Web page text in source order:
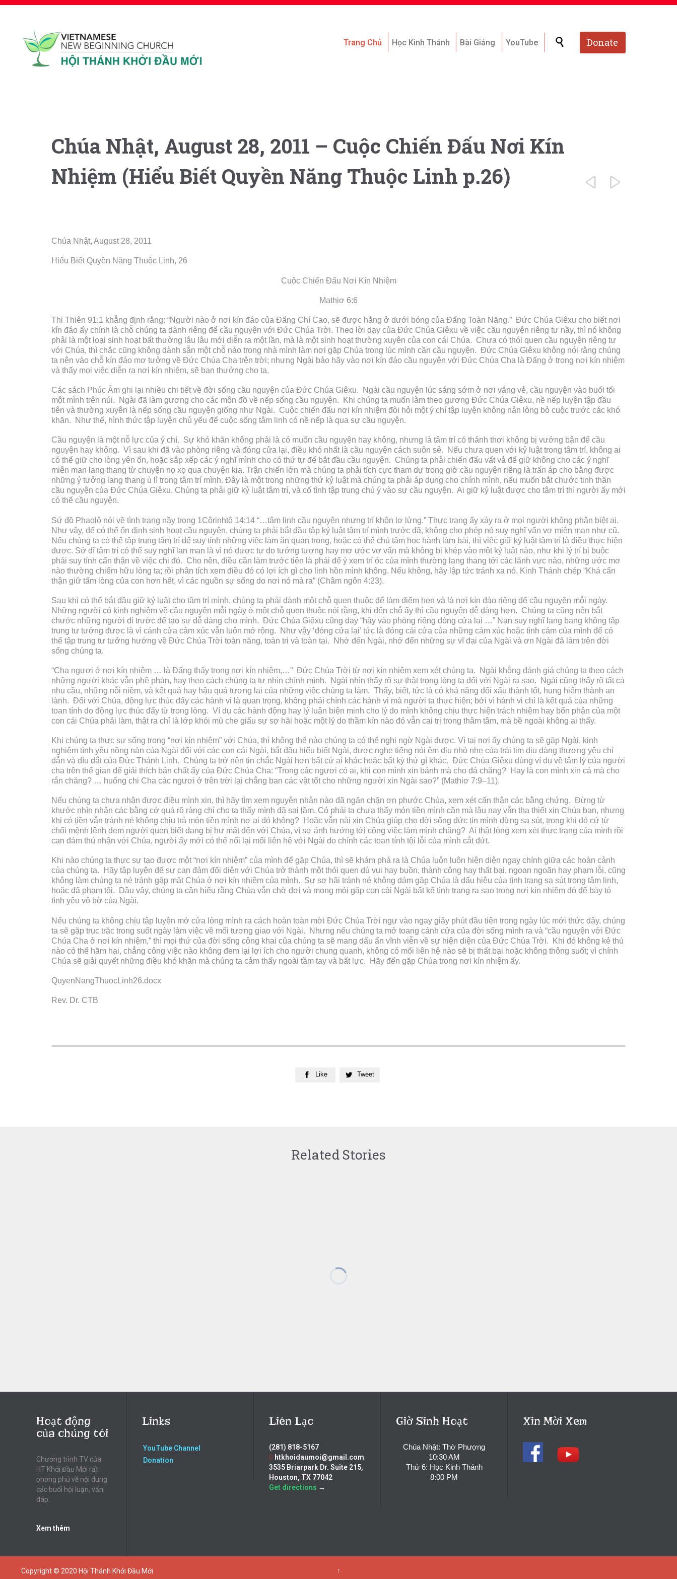
Skip
Trang Chủ Học Kinh Thánh Bài Giảng YouTube  Donate
Chúa Nhật, August 28, 2011 – Cuộc Chiến Đấu Nơi Kín
Nhiệm (Hiểu Biết Quyền Năng Thuộc Linh p.26)
 
Chúa Nhật, August 28, 2011
Hiểu Biết Quyền Năng Thuộc Linh, 26
Cuộc Chiến Đấu Nơi Kín Nhiệm
Mathiơ 6:6
Thi Thiên 91:1 khẳng định rằng: “Người nào ở nơi kín đáo của Đấng Chí Cao, sẽ được hằng ở dưới bóng của Đấng Toàn Năng.” Đức Chúa Giêxu cho biết nơi
kín đáo ấy chính là chỗ chúng ta dành riêng để cầu nguyện với Đức Chúa Trời. Theo lời dạy của Đức Chúa Giêxu về việc cầu nguyện riêng tư nầy, thì nó không
phải là một loại sinh hoạt bất thường lâu lâu mới diễn ra một lần, mà là một sinh hoạt thường xuyên của con cái Chúa. Chưa có thói quen cầu nguyện riêng tư
với Chúa, thì chắc cũng không dành sẵn một chỗ nào trong nhà mình làm nơi gặp Chúa trong lúc mình cần cầu nguyện. Đức Chúa Giêxu không nói rằng chúng
ta nên vào chỗ kín đáo mơ tưởng về Đức Chúa Cha trên trời; nhưng Ngài bảo hãy vào nơi kín đáo cầu nguyện với Đức Chúa Cha là Đấng ở trong nơi kín nhiệm
và thấy mọi việc diễn ra nơi kín nhiệm, sẽ ban thưởng cho ta.
Các sách Phúc Âm ghi lại nhiều chi tiết về đời sống cầu nguyện của Đức Chúa Giêxu. Ngài cầu nguyện lúc sáng sớm ở nơi vắng vẻ, cầu nguyện vào buổi tối
một mình trên núi. Ngài đã làm gương cho các môn đồ về nếp sống cầu nguyện. Khi chúng ta muốn làm theo gương Đức Chúa Giêxu, nề nếp luyện tập đầu
tiên và thường xuyên là nếp sống cầu nguyện giống như Ngài. Cuộc chiến đấu nơi kín nhiệm đòi hỏi một ý chí tập luyện không nản lòng bỏ cuộc trước các khó
khăn. Như thế, hình thức tập luyện chủ yếu để cuộc sống tâm linh có nề nếp là qua sự cầu nguyện.
Cầu nguyện là một nỗ lực của ý chí. Sự khó khăn không phải là có muốn cầu nguyện hay không, nhưng là tâm trí có thảnh thơi không bị vướng bận để cầu
nguyện hay không. Vì sau khi đã vào phòng riêng và đóng cửa lại, điều khó nhất là cầu nguyện cách suôn sẻ. Nếu chưa quen với kỷ luật trong tâm trí, không ai
có thể giữ cho lòng yên ổn, hoặc sắp xếp các ý nghĩ mình cho có thứ tự để bắt đầu cầu nguyện. Chúng ta phải chiến đấu vất vả để giữ không cho các ý nghĩ
miên man lang thang từ chuyện nọ xọ qua chuyện kia. Trận chiến lớn mà chúng ta phải tích cực tham dự trong giờ cầu nguyện riêng là trấn áp cho bằng được
những ý tưởng lang thang ù lì trong tâm trí mình. Đây là một trong những thứ kỷ luật mà chúng ta phải áp dụng cho chính mình, nếu muốn bắt chước tinh thần
cầu nguyện của Đức Chúa Giêxu. Chúng ta phải giữ kỷ luật tâm trí, và cố tình tập trung chú ý vào sự cầu nguyện. Ai giữ kỷ luật được cho tâm trí thì người ấy mới
có thể cầu nguyện.
Sứ đồ Phaolô nói về tình trạng nầy trong 1Côrinhtô 14:14 “…tâm linh cầu nguyện nhưng trí khôn lơ lửng.” Thực trạng ấy xảy ra ở mọi người không phân biệt ai.
Như vậy, để có thể ổn định sinh hoạt cầu nguyện, chúng ta phải bắt đầu tập kỷ luật tâm trí mình trước đã, không cho phép nó suy nghĩ vẩn vơ miên man như cũ.
Nếu chúng ta có thể tập trung tâm trí để suy tính những việc làm ăn quan trọng, hoặc có thể chú tâm học hành làm bài, thì việc giữ kỷ luật tâm trí là điều thực hiện
được. Sở dĩ tâm trí có thể suy nghĩ lan man là vì nó được tự do tưởng tượng hay mơ ước vơ vẩn mà không bị khép vào một kỷ luật nào, như khi lý trí bị buộc
phải suy tính cẩn thận về việc chi đó. Cho nên, điều cần làm trước tiên là phải để ý xem trí óc của mình thường lang thang tới các lãnh vực nào, những ước mơ
nào thường chiếm hữu lòng ta; rồi phân tích xem điều đó có lợi ích gì cho linh hồn mình không. Nếu không, hãy lập tức tránh xa nó. Kinh Thánh chép “Khá cẩn
thận giữ tấm lòng của con hơn hết, vì các nguồn sự sống do nơi nó mà ra” (Châm ngôn 4:23).
Sau khi có thể bắt đầu giữ kỷ luật cho tâm trí mình, chúng ta phải dành một chỗ quen thuộc để làm điểm hẹn và là nơi kín đáo riêng để cầu nguyện mỗi ngày.
Những người có kinh nghiệm về cầu nguyện mỗi ngày ở một chỗ quen thuộc nói rằng, khi đến chỗ ấy thì cầu nguyện dễ dàng hơn. Chúng ta cũng nên bắt
chước những người đi trước để tạo sự dễ dàng cho mình. Đức Chúa Giêxu cũng dạy “hãy vào phòng riêng đóng cửa lại …” Nạn suy nghĩ lang bang không tập
trung tư tưởng được là vì cánh cửa cảm xúc vẫn luôn mở rộng. Như vậy ‘đóng cửa lại’ tức là đóng cái cửa của những cảm xúc hoặc tình cảm của mình để có
thể tập trung tư tưởng hướng về Đức Chúa Trời toàn năng, toàn tri và toàn tại. Nhớ đến Ngài, nhớ đến những sự vĩ đại của Ngài và ơn Ngài đã làm trên đời
sống chúng ta.
“Cha ngươi ở nơi kín nhiệm … là Đấng thấy trong nơi kín nhiệm,…” Đức Chúa Trời từ nơi kín nhiệm xem xét chúng ta. Ngài không đánh giá chúng ta theo cách
những người khác vẫn phê phán, hay theo cách chúng ta tự nhìn chính mình. Ngài nhìn thấy rõ sự thật trong lòng ta đối với Ngài ra sao. Ngài cũng thấy rõ tất cả
nhu cầu, những nỗi niềm, và kết quả hay hậu quả tương lai của những việc chúng ta làm. Thấy, biết, tức là có khả năng đổi xấu thành tốt, hung hiểm thành an
lành. Đối với Chúa, động lực thúc đẩy các hành vi là quan trọng, không phải chính các hành vi mà người ta thực hiện; bởi vì hành vi chỉ là kết quả của những
toan tính do động lực thúc đẩy từ trong lòng. Ví dụ các hành động hay lý luận biện minh cho lý do mình không chịu thực hiện trách nhiệm hay bổn phận của một
con cái Chúa phải làm, thật ra chỉ là lớp khói mù che giấu sự sợ hãi hoặc một lý do thầm kín nào đó vẫn cai trị trong thâm tâm, mà bề ngoài không ai thấy.
Khi chúng ta thực sự sống trong “nơi kín nhiệm” với Chúa, thì không thể nào chúng ta có thể nghi ngờ Ngài được. Vì tại nơi ấy chúng ta sẽ gặp Ngài, kinh
nghiệm tình yêu nồng nàn của Ngài đối với các con cái Ngài, bắt đầu hiểu biết Ngài, được nghe tiếng nói êm dịu nhỏ nhẹ của trái tim dịu dàng thương yêu chỉ
dẫn và dìu dắt của Đức Thánh Linh. Chúng ta trở nên tin chắc Ngài hơn bất cứ ai khác hoặc bất kỳ thứ gì khác. Đức Chúa Giêxu dùng ví dụ về tâm lý của người
cha trên thế gian để giải thích bản chất ấy của Đức Chúa Cha: “Trong các ngươi có ai, khi con mình xin bánh mà cho đá chăng? Hay là con mình xin cá mà cho
rắn chăng? … huống chi Cha các ngươi ở trên trời lại chẳng ban các vật tốt cho những người xin Ngài sao?” (Mathiơ 7:9–11).
Nếu chúng ta chưa nhận được điều mình xin, thì hãy tìm xem nguyên nhân nào đã ngăn chặn ơn phước Chúa, xem xét cẩn thận các bằng chứng. Đừng từ
khước nhìn nhận các bằng cớ quá rõ ràng chỉ cho ta thấy mình đã sai lầm. Có phải ta chưa thấy món tiền mình cần mà lâu nay vẫn tha thiết xin Chúa ban, nhưng
khi có tiền vẫn tránh né không chịu trả món tiền mình nợ ai đó không? Hoặc vẫn nài xin Chúa giúp cho đời sống đức tin mình đừng sa sút, trong khi đó cứ từ
chối mệnh lệnh đem người quen biết đang bị hư mất đến với Chúa, vì sợ ảnh hưởng tới công việc làm mình chăng? Ai thật lòng xem xét thực trạng của mình rồi
can đảm thú nhận với Chúa, người ấy mới có thể nối lại mối liên hệ với Ngài do chính các toan tính tội lỗi của mình cắt đứt.
Khi nào chúng ta thực sự tạo được một “nơi kín nhiệm” của mình để gặp Chúa, thì sẽ khám phá ra là Chúa luôn luôn hiện diện ngay chính giữa các hoàn cảnh
của chúng ta. Hãy tập luyện để sự can đảm đối diện với Chúa trở thành một thói quen dù vui hay buồn, thành công hay thất bại, ngoan ngoãn hay phạm lỗi, cũng
không làm chúng ta né tránh gặp mặt Chúa ở nơi kín nhiệm của mình. Sự sợ hãi tránh né không dám gặp Chúa là dấu hiệu của tình trạng sa sút trong tâm linh,
hoặc đã phạm tội. Dầu vậy, chúng ta cần hiểu rằng Chúa vẫn chờ đợi và mong mỏi gặp con cái Ngài bất kể tình trạng ra sao trong nơi kín nhiệm đó để bày tỏ
tình yêu vô bờ của Ngài.
Nếu chúng ta không chịu tập luyện mở cửa lòng mình ra cách hoàn toàn mời Đức Chúa Trời ngự vào ngay giây phút đầu tiên trong ngày lúc mới thức dậy, chúng
ta sẽ gặp trục trặc trong suốt ngày làm việc về mối tương giao với Ngài. Nhưng nếu chúng ta mở toang cánh cửa của đời sống mình ra và “cầu nguyện với Đức
Chúa Cha ở nơi kín nhiệm,” thì mọi thứ của đời sống công khai của chúng ta sẽ mang dấu ấn vĩnh viễn về sự hiện diện của Đức Chúa Trời. Khi đó không kẻ thù
nào có thể hãm hại, chẳng công việc nào không đem lại lợi ích cho người chung quanh, không có mối liên hệ nào sẽ bị thất bại hoặc không thông suốt; vì chính
Chúa sẽ giải quyết những điều khó khăn mà chúng ta cảm thấy ngoài tầm tay và bất lực. Hãy đến gặp Chúa trong nơi kín nhiệm ấy.
QuyenNangThuocLinh26.docx
Rev. Dr. CTB
 Like  Tweet
Related Stories
Hoạt động
của chúng tôi
Chương trình TV của
HT Khởi Đầu Mới rất
phong phú về nội dung
các buổi hội luận, vấn
đáp.
Xem thêm
Links
YouTube Channel
Donation
Liên Lạc
(281) 818-5167
htkhoidaumoi@gmail.com
3535 Briarpark Dr. Suite 215,
Houston, TX 77042
Get directions →
Giờ Sinh Hoạt
Chúa Nhật: Thờ Phượng
10:30 AM
Thứ 6: Học Kinh Thánh
8:00 PM
Xin Mời Xem
Copyright © 2020 Hội Thánh Khởi Đầu Mới ↑